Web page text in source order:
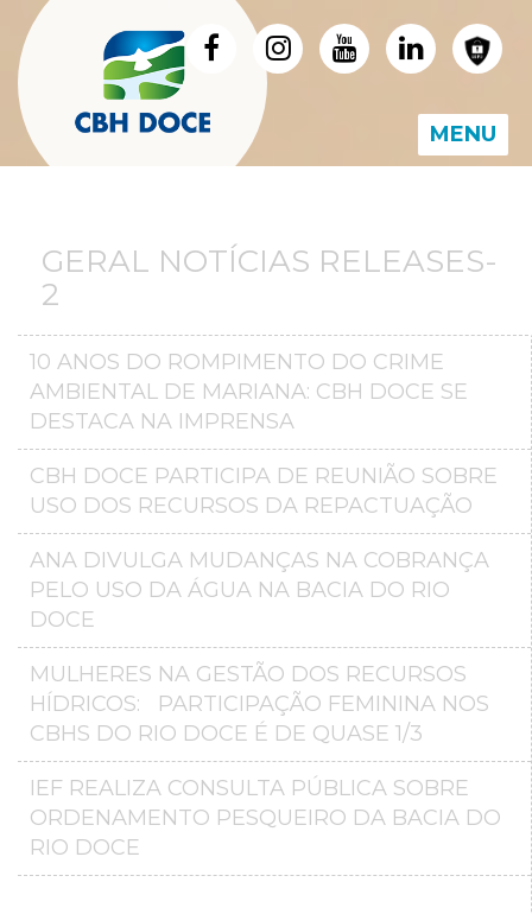
MENU
GERAL NOTÍCIAS RELEASES-
2
10 ANOS DO ROMPIMENTO DO CRIME
AMBIENTAL DE MARIANA: CBH DOCE SE
DESTACA NA IMPRENSA
CBH DOCE PARTICIPA DE REUNIÃO SOBRE
USO DOS RECURSOS DA REPACTUAÇÃO
ANA DIVULGA MUDANÇAS NA COBRANÇA
PELO USO DA ÁGUA NA BACIA DO RIO
DOCE
MULHERES NA GESTÃO DOS RECURSOS
HÍDRICOS: PARTICIPAÇÃO FEMININA NOS
CBHS DO RIO DOCE É DE QUASE 1/3
IEF REALIZA CONSULTA PÚBLICA SOBRE
ORDENAMENTO PESQUEIRO DA BACIA DO
RIO DOCE